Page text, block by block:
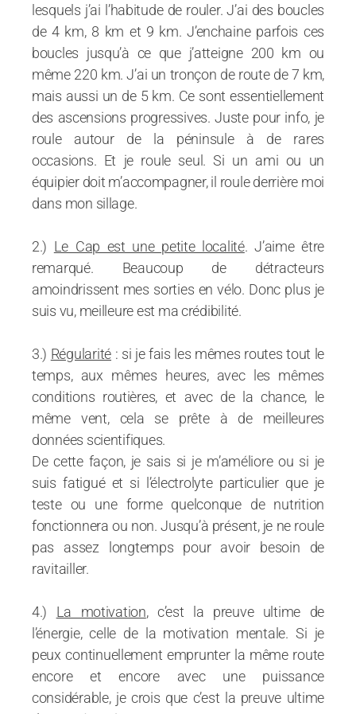
lesquels j’ai l’habitude de rouler. J’ai des boucles
de 4 km, 8 km et 9 km. J’enchaine parfois ces
boucles jusqu’à ce que j’atteigne 200 km ou
même 220 km. J’ai un tronçon de route de 7 km,
mais aussi un de 5 km. Ce sont essentiellement
des ascensions progressives. Juste pour info, je
roule autour de la péninsule à de rares
occasions. Et je roule seul. Si un ami ou un
équipier doit m’accompagner, il roule derrière moi
dans mon sillage.
2.) Le Cap est une petite localité. J’aime être
remarqué. Beaucoup de détracteurs
amoindrissent mes sorties en vélo. Donc plus je
suis vu, meilleure est ma crédibilité.
3.) Régularité : si je fais les mêmes routes tout le
temps, aux mêmes heures, avec les mêmes
conditions routières, et avec de la chance, le
même vent, cela se prête à de meilleures
données scientifiques.
De cette façon, je sais si je m’améliore ou si je
suis fatigué et si l’électrolyte particulier que je
teste ou une forme quelconque de nutrition
fonctionnera ou non. Jusqu’à présent, je ne roule
pas assez longtemps pour avoir besoin de
ravitailler.
4.) La motivation, c’est la preuve ultime de
l’énergie, celle de la motivation mentale. Si je
peux continuellement emprunter la même route
encore et encore avec une puissance
considérable, je crois que c’est la preuve ultime